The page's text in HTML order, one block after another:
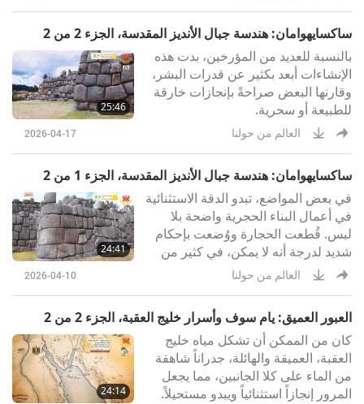
ساكسايهوامان: هندسة جبال الأنديز المقدسة، الجزء 2 من 2
25:46
بالنسبة للعديد من المؤرخين، بدت هذه
الإنشاءات أبعد بكثير عن قدرات البشر،
وقارنها البعض صراحةً بإنجازات خارقة
للطبيعة أو سحرية.
2026-04-17 العالم من حولنا
ساكسايهوامان: هندسة جبال الأنديز المقدسة، الجزء 1 من 2
24:41
في بعض المواضع، تبدو الدقة الاستثنائية
في أعمال البناء الحجرية واضحة بلا
لبس. قُطعت الحجارة ووُضعت بإحكام
شديد لدرجة أنه لا يمكن، في كثير من
الأجزاء، إدخال حتى ورقة بينها.
2026-04-10 العالم من حولنا
العبور العميق: يام سوف وأسرار خليج العقبة، الجزء 2 من 2
24:14
كان من الممكن أن تشكل مياه خليج
العقبة، العميقة والهائلة، جدراناً شاهقة
من الماء على كلا الجانبين، مما يجعل
المرور إنجازاً استثنائياً ويبدو مستحيلاً.